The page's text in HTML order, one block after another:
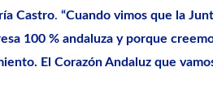
Castro. “Cuando vimos que la
100 % andaluza y porque
El Corazón Andaluz que